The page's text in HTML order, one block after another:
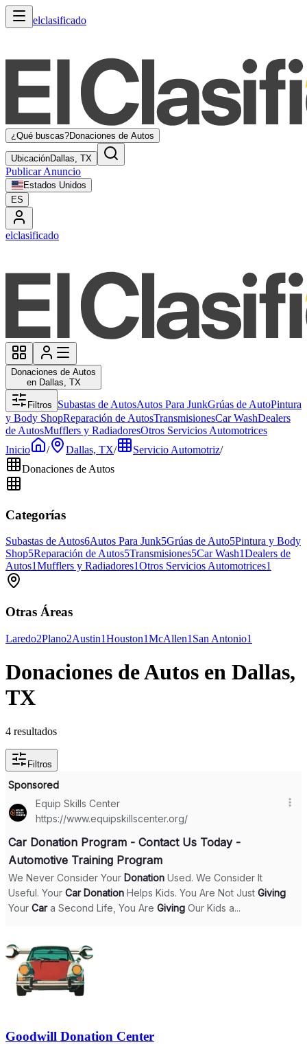
elclasificado
¿Qué buscas?Donaciones de Autos
UbicaciónDallas, TX
Publicar Anuncio
Estados Unidos
ES
elclasificado
Donaciones de Autos
en Dallas, TX
Filtros Subastas de AutosAutos Para JunkGrúas de AutoPintura
y Body ShopReparación de AutosTransmisionesCar WashDealers
de AutosMufflers y RadiadoresOtros Servicios Automotrices
Inicio
/ Dallas, TX/ Servicio Automotriz/
Donaciones de Autos
Categorías
Subastas de Autos6Autos Para Junk5Grúas de Auto5Pintura y Body
Shop5Reparación de Autos5Transmisiones5Car Wash1Dealers de
Autos1Mufflers y Radiadores1Otros Servicios Automotrices1
Otras Áreas
Laredo2Plano2Austin1Houston1McAllen1 San Antonio1
Donaciones de Autos en Dallas,
TX
4 resultados
Filtros
Goodwill Donation Center